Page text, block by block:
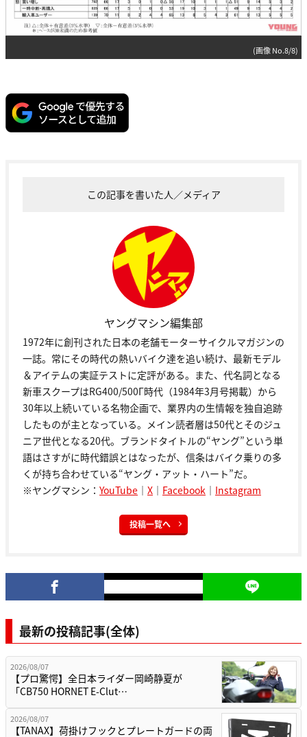
(画像 No.8/8)
この記事を書いた人／メディア
ヤングマシン編集部
1972年に創刊された日本の老舗モーターサイクルマガジンの
一誌。常にその時代の熱いバイク達を追い続け、最新モデル
＆アイテムの実証テストに定評がある。また、代名詞となる
新車スクープはRG400/500Γ時代（1984年3月号掲載）から
30年以上続いている名物企画で、業界内の生情報を独自追跡
したものが主となっている。メイン読者層は50代とそのジュ
ニア世代となる20代。ブランドタイトルの“ヤング”という単
語はさすがに時代錯誤とはなったが、信条はバイク乗りの多
くが持ち合わせている“ヤング・アット・ハート”だ。
※ヤングマシン： YouTube ｜ X ｜ Facebook ｜ Instagram
投稿一覧へ
最新の投稿記事(全体)
2026/08/07
【プロ驚愕】全日本ライダー岡崎静夏が
「CB750 HORNET E-Clut…
2026/08/07
【TANAX】荷掛けフックとプレートガードの両